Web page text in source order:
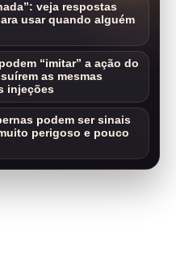
veja respostas
usar quando alguém
“imitar” a ação do
as mesmas
injeções
podem ser sinais
perigoso e pouco